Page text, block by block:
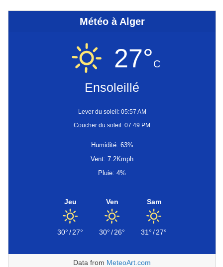
Météo à Alger
27°C
Ensoleillé
Lever du soleil: 05:57 AM
Coucher du soleil: 07:49 PM
Humidité: 63%
Vent: 7.2Kmph
Pluie: 4%
Jeu
30°/27°
Ven
30°/26°
Sam
31°/27°
Data from MeteoArt.com